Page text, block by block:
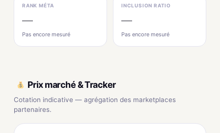
RANK MÉTA
—
Pas encore mesuré
INCLUSION RATIO
—
Pas encore mesuré
Prix marché & Tracker
Cotation indicative — agrégation des marketplaces
partenaires.